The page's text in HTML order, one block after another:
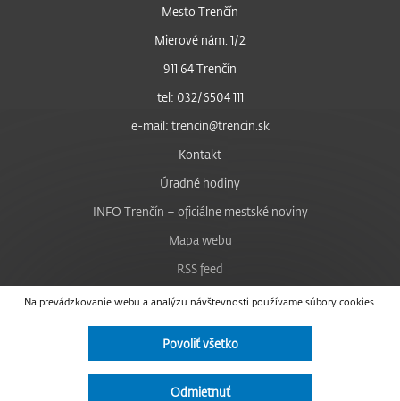
Na prevádzkovanie webu a analýzu návštevnosti používame súbory cookies.
Povoliť všetko
Odmietnuť
Mesto Trenčín
Mierové nám. 1/2
911 64 Trenčín
tel: 032/6504 111
e-mail: trencin@trencin.sk
Kontakt
Úradné hodiny
INFO Trenčín – oficiálne mestské noviny
Mapa webu
RSS feed
Nastavenie cookies
Facebook
Instagram